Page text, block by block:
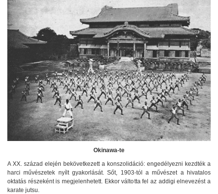
Okinawa-te
A XX. század elején bekövetkezett a konszolidáció: engedélyezni kezdték a
harci művészetek nyílt gyakorlását. Sőt, 1903-tól a művészet a hivatalos
oktatás részeként is megjelenhetett. Ekkor váltotta fel az addigi elnevezést a
karate jutsu.